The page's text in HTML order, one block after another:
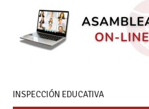
INSPECCIÓN EDUCATIVA